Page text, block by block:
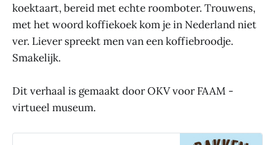
koektaart, bereid met echte roomboter. Trouwens,
met het woord koffiekoek kom je in Nederland niet
ver. Liever spreekt men van een koffiebroodje.
Smakelijk.
Dit verhaal is gemaakt door OKV voor FAAM -
virtueel museum.